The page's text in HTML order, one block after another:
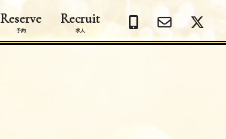
Reserve
予約
Recruit
求人